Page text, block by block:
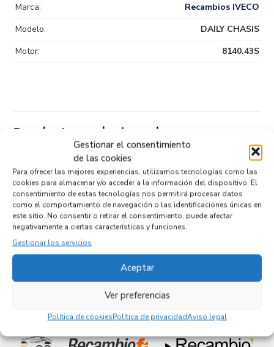
Gestionar el consentimiento
de las cookies
Para ofrecer las mejores experiencias, utilizamos tecnologías como las
cookies para almacenar y/o acceder a la información del dispositivo. El
consentimiento de estas tecnologías nos permitirá procesar datos
como el comportamiento de navegación o las identificaciones únicas en
este sitio. No consentir o retirar el consentimiento, puede afectar
negativamente a ciertas características y funciones.
Gestionar los servicios
Aceptar
Ver preferencias
Política de cookiesPolítica de privacidadAviso legal
Marca:
Recambios IVECO
Modelo:
DAILY CHASIS
Motor:
8140.43S
Productos relacionados
REJILLA DELANTERA 5802075839
Recambios IVECODAILY CHASIS
Referencia ID: 132903
Referencia OEM: 5802075839
72,95€ (IVA no incluído)
Empresas colaboradoras